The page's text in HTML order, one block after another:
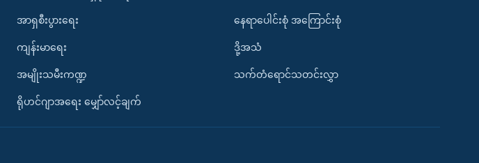
အာရှစီးပွားရေး
ကျန်းမာရေး
အမျိုးသမီးကဏ္ဍ
ရိုဟင်ဂျာအရေး မျှော်လင့်ချက်
နေရာပေါင်းစုံ အကြောင်းစုံ
ဒို့အသံ
သက်တံရောင်သတင်းလွှာ